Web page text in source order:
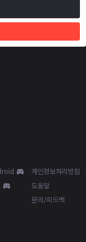
개인정보처리방침
도움말
문의/피드백